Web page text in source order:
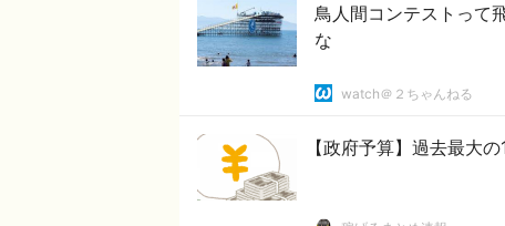
鳥人間コンテストって
な
watch＠２ちゃんねる
【政府予算】過去最